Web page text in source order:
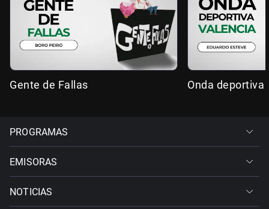
Gente de Fallas Onda deportiva
PROGRAMAS
EMISORAS
NOTICIAS